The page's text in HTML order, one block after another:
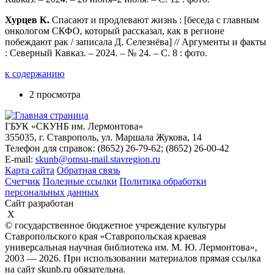
Хурцев К. Спасают и продлевают жизнь : [беседа с главным
онкологом СКФО, который рассказал, как в регионе
побеждают рак / записала Д. Селезнёва] // Аргументы и факты
: Северный Кавказ. – 2024. – № 24. – С. 8 : фото.
к содержанию
2 просмотра
ГБУК «СКУНБ им. Лермонтова»
355035, г. Ставрополь, ул. Маршала Жукова, 14
Телефон для справок: (8652) 26-79-62; (8652) 26-00-42
E-mail: skunb@omsu-mail.stavregion.ru
Карта сайта Обратная связь
Счетчик Полезные ссылки Политика обработки
персональных данных
Сайт разработан
X
© государственное бюджетное учреждение культуры
Ставропольского края «Ставропольская краевая
универсальная научная библиотека им. М. Ю. Лермонтова»,
2003 — 2026. При использовании материалов прямая ссылка
на сайт skunb.ru обязательна.